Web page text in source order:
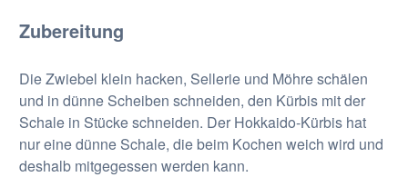
Zubereitung
Die Zwiebel klein hacken, Sellerie und Möhre schälen
und in dünne Scheiben schneiden, den Kürbis mit der
Schale in Stücke schneiden. Der Hokkaido-Kürbis hat
nur eine dünne Schale, die beim Kochen weich wird und
deshalb mitgegessen werden kann.